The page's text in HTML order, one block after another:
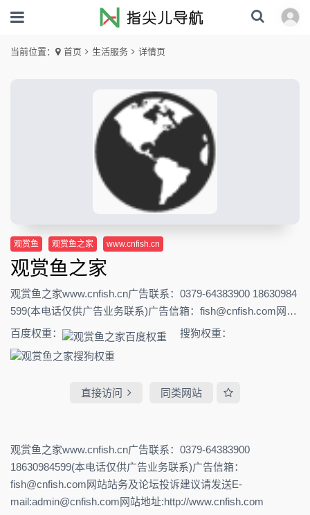
当前位置： 首页 生活服务 详情页
观赏鱼 观赏鱼之家 www.cnfish.cn
观赏鱼之家
观赏鱼之家www.cnfish.cn广告联系：0379-64383900 18630984
599(本电话仅供广告业务联系)广告信箱：fish@cnfish.com网站
站务及论坛投诉建议请发送E-mail:admin@cnfish.com网站地址:
http://www.cnfish.com
百度权重： 搜狗权重：
直接访问 同类网站
观赏鱼之家www.cnfish.cn广告联系：0379-64383900
18630984599(本电话仅供广告业务联系)广告信箱：
fish@cnfish.com网站站务及论坛投诉建议请发送E-
mail:admin@cnfish.com网站地址:http://www.cnfish.com